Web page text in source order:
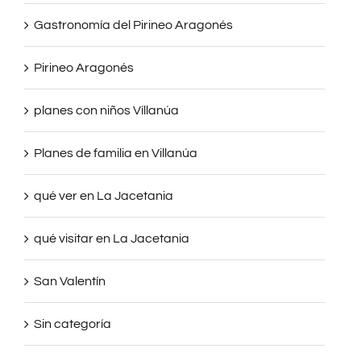
Gastronomía del Pirineo Aragonés
Pirineo Aragonés
planes con niños Víllanúa
Planes de familia en Villanúa
qué ver en La Jacetania
qué visitar en La Jacetania
San Valentín
Sin categoría